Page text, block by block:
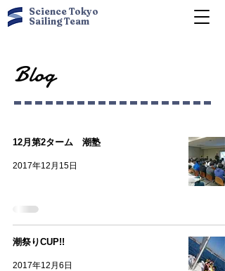
Science Tokyo
Sailing Team
Blog
12月第2ターム 潮塾
2017年12月15日
潮祭りCUP!!
2017年12月6日